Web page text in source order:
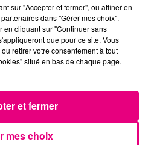
sur "Accepter et fermer", ou affiner en
dans "Gérer mes choix".
en cliquant sur "Continuer sans
que pour ce site. Vous
retirer votre consentement à tout
situé en bas de chaque page.
mes choix
et fermer